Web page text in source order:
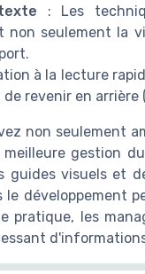
: Les
non seulement la
à la lecture
revenir en
non seulement
meilleure gestion
visuels et
développement
pratique, les